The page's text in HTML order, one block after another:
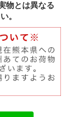
物とは異なる
。